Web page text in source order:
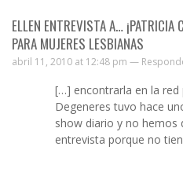
ELLEN ENTREVISTA A… ¡PATRICIA
PARA MUJERES LESBIANAS
abril 11, 2010 at 12:48 pm —
[…] encontrarla en la red
Degeneres tuvo hace
show diario y no hemos
entrevista porque no